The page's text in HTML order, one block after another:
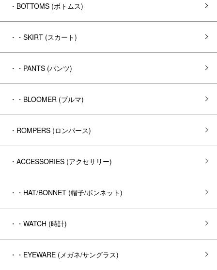
・BOTTOMS (ボトムス)
・・SKIRT (スカート)
・・PANTS (パンツ)
・・BLOOMER (ブルマ)
・ROMPERS (ロンパース)
・ACCESSORIES (アクセサリー)
・・HAT/BONNET (帽子/ボンネット)
・・WATCH (時計)
・・EYEWARE (メガネ/サングラス)